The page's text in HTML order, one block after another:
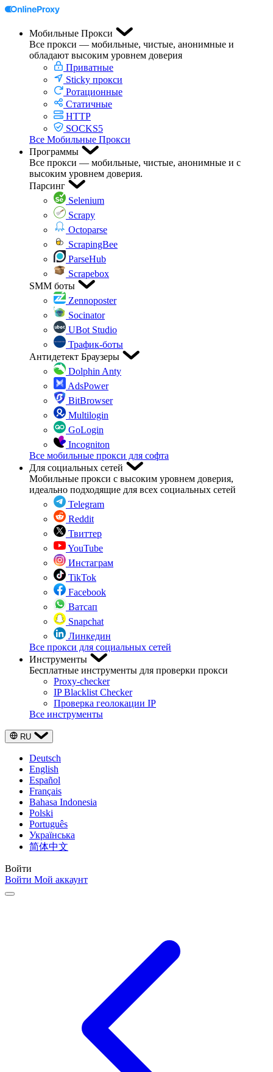
Мобильные Прокси
Все прокси — мобильные, чистые, анонимные и
обладают высоким уровнем доверия
Приватные
Sticky прокси
Ротационные
Статичные
HTTP
SOCKS5
Все Мобильные Прокси
Программы
Все прокси — мобильные, чистые, анонимные и с
высоким уровнем доверия.
Парсинг
Selenium
Scrapy
Octoparse
ScrapingBee
ParseHub
Scrapebox
SMM боты
Zennoposter
Socinator
UBot Studio
Трафик-боты
Антидетект Браузеры
Dolphin Anty
AdsPower
BitBrowser
Multilogin
GoLogin
Incogniton
Все мобильные прокси для софта
Для социальных сетей
Мобильные прокси с высоким уровнем доверия,
идеально подходящие для всех социальных сетей
Telegram
Reddit
Твиттер
YouTube
Инстаграм
TikTok
Facebook
Ватсап
Snapchat
Линкедин
Все прокси для социальных сетей
Инструменты
Бесплатные инструменты для проверки прокси
Proxy-checker
IP Blacklist Checker
Проверка геолокации IP
Все инструменты
RU
Deutsch
English
Español
Français
Bahasa Indonesia
Polski
Português
Українська
简体中文
Войти
Войти Мой аккаунт